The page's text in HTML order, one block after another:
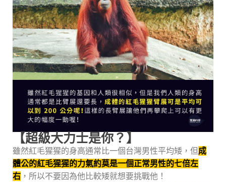
【超級大力士是你？】
雖然紅毛猩猩的身高通常比一個台灣男性平均矮，但成
體公的紅毛猩猩的力氣約莫是一個正常男性的七倍左
右 ，所以不要因為他比較矮就想要挑戰他！